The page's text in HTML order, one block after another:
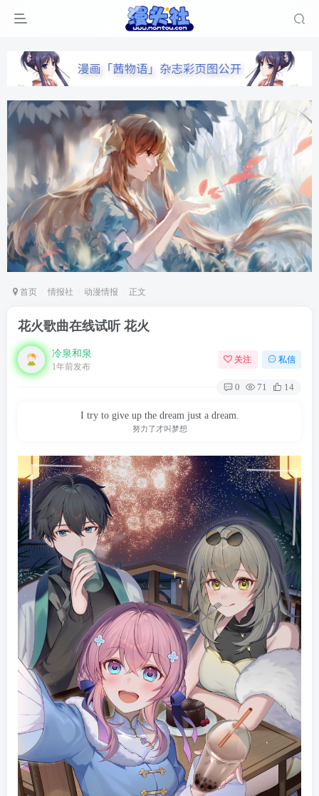
首页 情报社 动漫情报 正文
花火歌曲在线试听 花火
冷泉和泉
1年前发布
关注 私信
0 71 14
I try to give up the dream just a dream.
努力了才叫梦想